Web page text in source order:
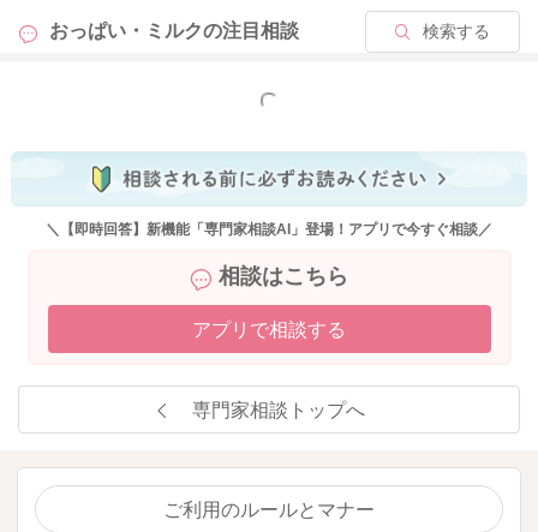
おっぱい・ミルクの注目相談 検索する
もっと見る
＼【即時回答】新機能「専門家相談AI」登場！アプリで今すぐ相談／
相談はこちら
アプリで相談する
専門家相談トップへ
ご利用のルールとマナー